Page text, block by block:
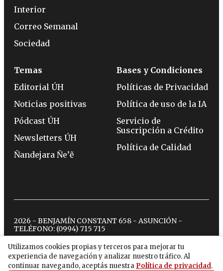
Utilizamos cookies propias y terceros para mejorar tu
experiencia de navegación y analizar nuestro tráfico. Al
continuar navegando, aceptás nuestra Política de privacidad.
Interior
Correo Semanal
Sociedad
Temas
Editorial ÚH
Noticias positivas
Pódcast ÚH
Newsletters ÚH
Ñandejara Ñe’ẽ
Bases y Condiciones
Políticas de Privacidad
Política de uso de la IA
Servicio de
Suscripción a Crédito
Política de Calidad
2026 - BENJAMÍN CONSTANT 658 - ASUNCIÓN -
TELÉFONO: (0994) 715 715
twitterinstagram
facebook
tiktokyoutubespotify